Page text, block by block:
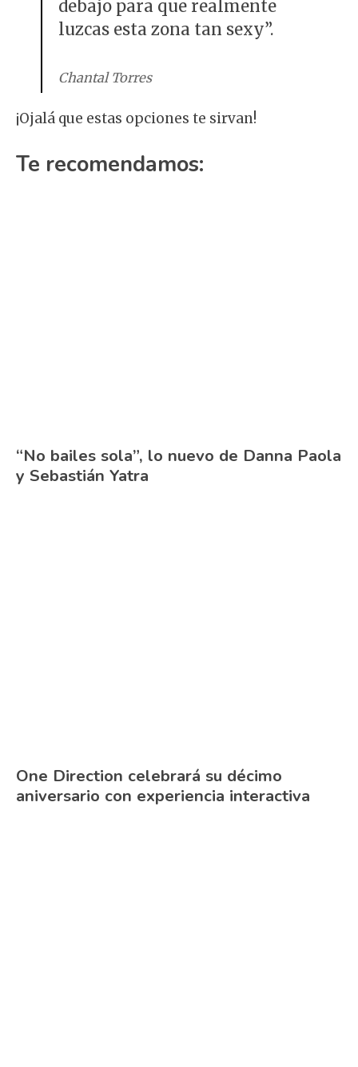
debajo para que realmente
luzcas esta zona tan sexy”.
Chantal Torres
¡Ojalá que estas opciones te sirvan!
Te recomendamos:
“No bailes sola”, lo nuevo de Danna Paola
y Sebastián Yatra
One Direction celebrará su décimo
aniversario con experiencia interactiva